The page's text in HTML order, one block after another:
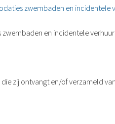
zwembaden en incidentele
en incidentele
zij ontvangt en/of verzameld